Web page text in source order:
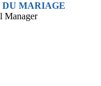
DU MARIAGE
Manager